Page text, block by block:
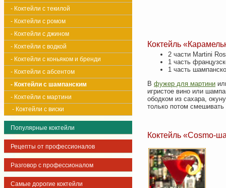
- Коктейли с текилой
- Коктейли с ромом
- Коктейли с джином
- Коктейли с водкой
- Коктейли с коньяком и бренди
- Коктейли с абсентом
- Коктейли с шампанским
- Коктейли с мартини
- Коктейли с виски
Популярные коктейли
Рецепты от профессионалов
Разговор с профессионалом
Самые дорогие коктейли
Коктейль
2 части Martini
1 часть
1 часть
В фужер для мартини
игристое вино или
ободком из сахара,
только потом смешивать
Коктейль «Cosmo-